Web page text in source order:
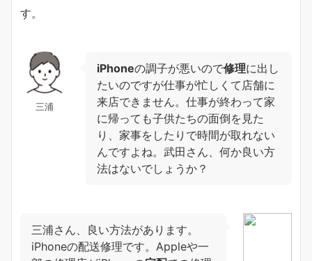
す。
三浦
iPhoneの調子が悪いので修理に出し
たいのですが仕事が忙しくて店舗に
来店できません。仕事が終わって家
に帰っても子供たちの面倒を見た
り、家事をしたりで時間が取れない
んですよね。武田さん、何か良い方
法はないでしょうか？
三浦さん、良い方法があります。
iPhoneの配送修理です。Appleや一